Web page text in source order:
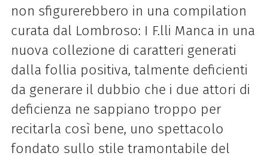
non sfigurerebbero in una compilation
curata dal Lombroso: I F.lli Manca in una
nuova collezione di caratteri generati
dalla follia positiva, talmente deficienti
da generare il dubbio che i due attori di
deficienza ne sappiano troppo per
recitarla così bene, uno spettacolo
fondato sullo stile tramontabile del